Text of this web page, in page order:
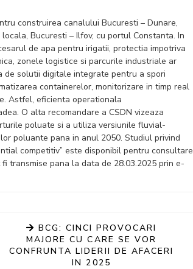
construirea canalului Bucuresti – Dunare,
Bucuresti – Ilfov, cu portul Constanta. In
de apa pentru irigatii, protectia impotriva
zonele logistice si parcurile industriale ar
de solutii digitale integrate pentru a spori
containerelor, monitorizare in timp real
Astfel, eficienta operationala
O alta recomandare a CSDN vizeaza
poluate si a utiliza versiunile fluvial-
poluante pana in anul 2050. Studiul privind
competitiv” este disponibil pentru consultare
transmise pana la data de 28.03.2025 prin e-
BCG: CINCI PROVOCARI
MAJORE CU CARE SE VOR
CONFRUNTA LIDERII DE AFACERI
IN 2025